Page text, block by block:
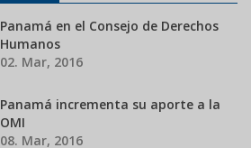
Panamá en el Consejo de Derechos
Humanos
02. Mar, 2016
Panamá incrementa su aporte a la
OMI
08. Mar, 2016